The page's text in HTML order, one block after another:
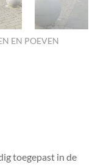
EN POEVEN
toegepast in de